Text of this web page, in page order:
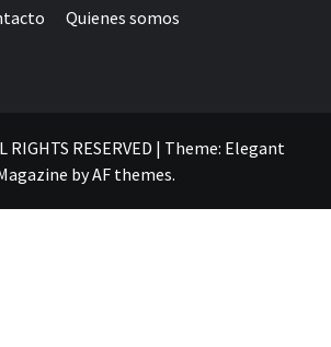
Quienes somos
RIGHTS RESERVED | Theme: Elegant
byAF themes.